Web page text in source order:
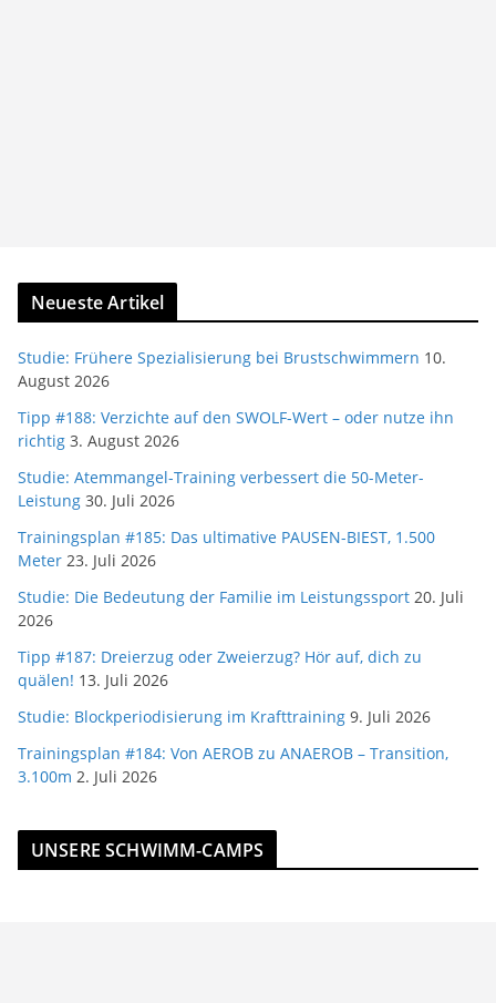
Neueste Artikel
Studie: Frühere Spezialisierung bei Brustschwimmern 10.
August 2026
Tipp #188: Verzichte auf den SWOLF-Wert – oder nutze ihn
richtig 3. August 2026
Studie: Atemmangel-Training verbessert die 50-Meter-
Leistung 30. Juli 2026
Trainingsplan #185: Das ultimative PAUSEN-BIEST, 1.500
Meter 23. Juli 2026
Studie: Die Bedeutung der Familie im Leistungssport 20. Juli
2026
Tipp #187: Dreierzug oder Zweierzug? Hör auf, dich zu
quälen! 13. Juli 2026
Studie: Blockperiodisierung im Krafttraining 9. Juli 2026
Trainingsplan #184: Von AEROB zu ANAEROB – Transition,
3.100m 2. Juli 2026
UNSERE SCHWIMM-CAMPS